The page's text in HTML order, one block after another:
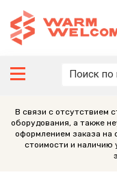
В связи с отсутствием
оборудования, а также
оформлением заказа на
стоимости и наличию